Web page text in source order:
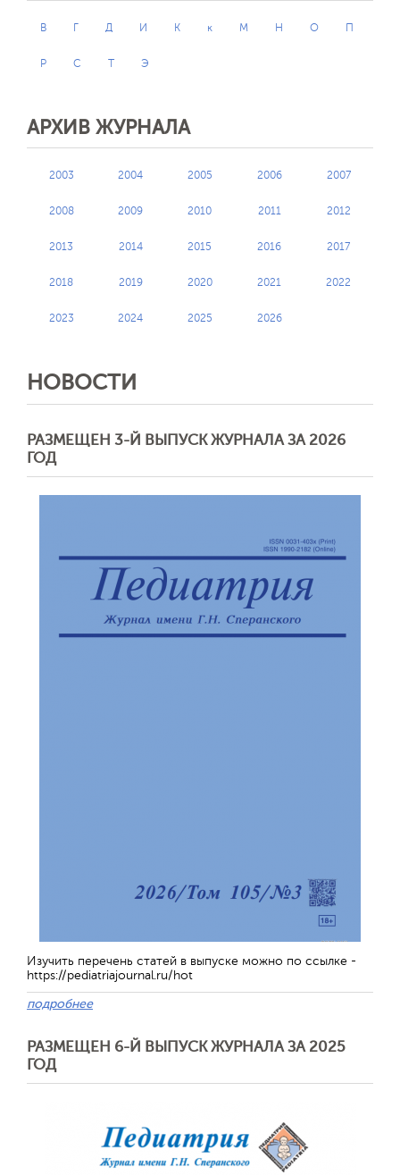
В Г Д И К к М Н О П
Р С Т Э
АРХИВ ЖУРНАЛА
2003 2004 2005 2006 2007
2008 2009 2010 2011 2012
2013 2014 2015 2016 2017
2018 2019 2020 2021 2022
2023 2024 2025 2026
НОВОСТИ
РАЗМЕЩЕН 3-Й ВЫПУСК ЖУРНАЛА ЗА 2026
ГОД
Изучить перечень статей в выпуске можно по ссылке -
https://pediatriajournal.ru/hot
подробнее
РАЗМЕЩЕН 6-Й ВЫПУСК ЖУРНАЛА ЗА 2025
ГОД